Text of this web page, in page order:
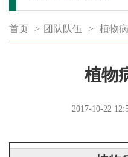
首页 > 团队队伍 > 植物
植物
2017-10-22